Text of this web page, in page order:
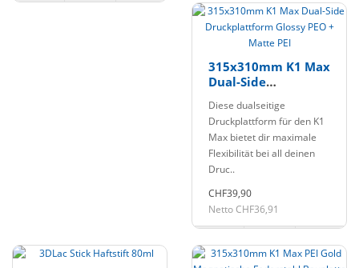
315x310mm K1 Max
Dual-Side
Glossy PEO + Matte
PEI
Diese dualseitige
Druckplattform für den K1
Max bietet dir maximale
Flexibilität bei all deinen
Druc..
CHF39,90
Netto CHF36,91